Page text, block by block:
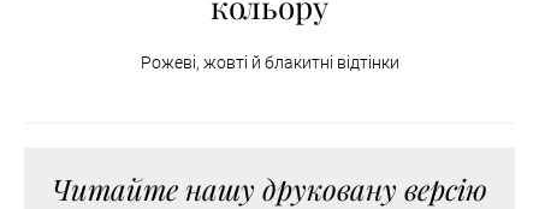
Рожеві, жовті й блакитні відтінки
Читайте нашу друковану версію